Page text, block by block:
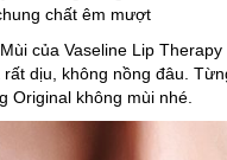
chất êm mượt
của Vaseline Lip
dịu, không nồng đâu.
Original không mùi nhé.